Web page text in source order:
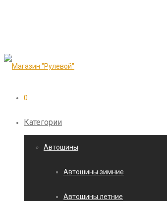
0
Категории
Автошины
Автошины зимние
Автошины летние